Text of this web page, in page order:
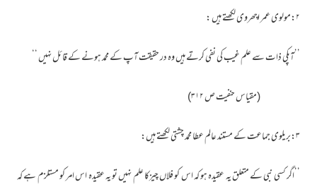
۲:مولوی عمر اچھروی لکھتے ہیں :
’’آپکی ذات سے علم غیب کی نفی کرتے ہیں وہ در حقیقت آپ کے محمد ہونے کے قائل نہیں ‘‘
(مقیاس حنفیت ص ۳۱۲)
۳:بریلوی جماعت کے مستند عالم عطا محمد چشتی لکھتے ہیں:
’’اگر کسی نبی کے متعلق یہ عقیدہ ہو کہ اس کو فلاں چیزکا علم نہیں تو یہ عقیدہ اس امر کو مستلزم ہے کہ